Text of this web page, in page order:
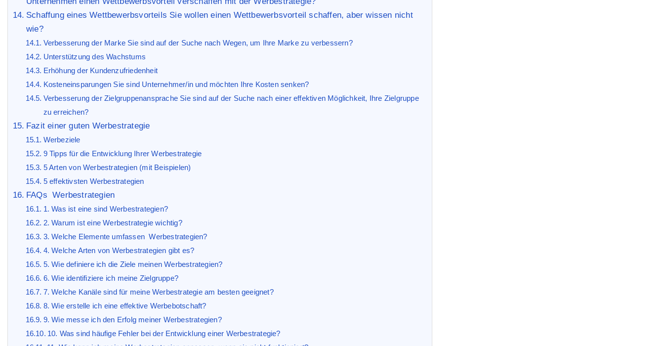
Schaffung eines Wettbewerbsvorteils Sie wollen einen Wettbewerbsvorteil schaffen, aber wissen nicht
wie?
Verbesserung der Marke Sie sind auf der Suche nach Wegen, um Ihre Marke zu verbessern?
Unterstützung des Wachstums
Erhöhung der Kundenzufriedenheit
Kosteneinsparungen Sie sind Unternehmer/in und möchten Ihre Kosten senken?
Verbesserung der Zielgruppenansprache Sie sind auf der Suche nach einer effektiven Möglichkeit, Ihre Zielgruppe
zu erreichen?
Fazit einer guten Werbestrategie
Werbeziele
9 Tipps für die Entwicklung Ihrer Werbestrategie
5 Arten von Werbestrategien (mit Beispielen)
5 effektivsten Werbestrategien
FAQs Werbestrategien
1. Was ist eine sind Werbestrategien?
2. Warum ist eine Werbestrategie wichtig?
3. Welche Elemente umfassen Werbestrategien?
4. Welche Arten von Werbestrategien gibt es?
5. Wie definiere ich die Ziele meinen Werbestrategien?
6. Wie identifiziere ich meine Zielgruppe?
7. Welche Kanäle sind für meine Werbestrategie am besten geeignet?
8. Wie erstelle ich eine effektive Werbebotschaft?
9. Wie messe ich den Erfolg meiner Werbestrategien?
10. Was sind häufige Fehler bei der Entwicklung einer Werbestrategie?